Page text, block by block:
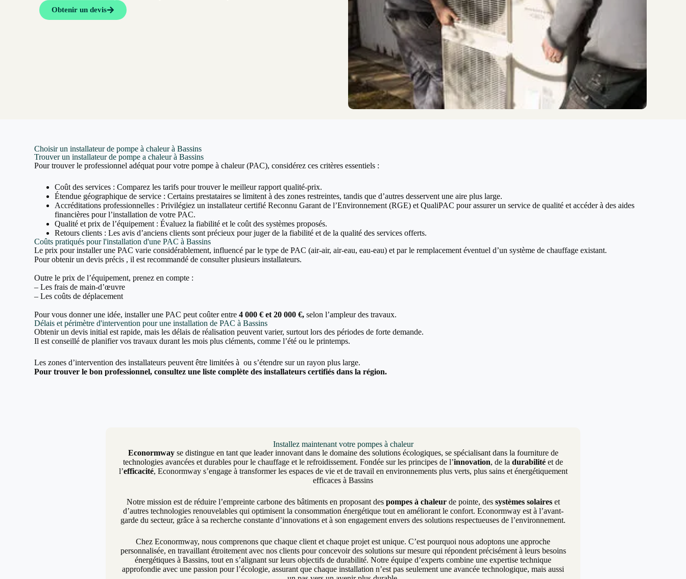
Obtenir un devis
Choisir un installateur de pompe à chaleur à Bassins
Trouver un installateur de pompe a chaleur à Bassins
Pour trouver le professionnel adéquat pour votre pompe à chaleur (PAC), considérez ces critères essentiels :
Coût des services : Comparez les tarifs pour trouver le meilleur rapport qualité-prix.
Étendue géographique de service : Certains prestataires se limitent à des zones restreintes, tandis que d’autres desservent une aire plus large.
Accréditations professionnelles : Privilégiez un installateur certifié Reconnu Garant de l’Environnement (RGE) et QualiPAC pour assurer un service de qualité et accéder à des aides
financières pour l’installation de votre PAC.
Qualité et prix de l’équipement : Évaluez la fiabilité et le coût des systèmes proposés.
Retours clients : Les avis d’anciens clients sont précieux pour juger de la fiabilité et de la qualité des services offerts.
Coûts pratiqués pour l'installation d'une PAC à Bassins
Le prix pour installer une PAC varie considérablement, influencé par le type de PAC (air-air, air-eau, eau-eau) et par le remplacement éventuel d’un système de chauffage existant.
Pour obtenir un devis précis , il est recommandé de consulter plusieurs installateurs.
Outre le prix de l’équipement, prenez en compte :
– Les frais de main-d’œuvre
– Les coûts de déplacement
Pour vous donner une idée, installer une PAC peut coûter entre4 000 € et 20 000 €, selon l’ampleur des travaux.
Délais et périmètre d'intervention pour une installation de PAC à Bassins
Obtenir un devis initial est rapide, mais les délais de réalisation peuvent varier, surtout lors des périodes de forte demande.
Il est conseillé de planifier vos travaux durant les mois plus cléments, comme l’été ou le printemps.
Les zones d’intervention des installateurs peuvent être limitées à ou s’étendre sur un rayon plus large.
Pour trouver le bon professionnel, consultez une liste complète des installateurs certifiés dans la région.
Installez maintenant votre pompes à chaleur
Econormwayse distingue en tant que leader innovant dans le domaine des solutions écologiques, se spécialisant dans la fourniture de
technologies avancées et durables pour le chauffage et le refroidissement. Fondée sur les principes de l’innovation, de la durabilité et de
l’efficacité, Econormway s’engage à transformer les espaces de vie et de travail en environnements plus verts, plus sains et énergétiquement
efficaces à Bassins
Notre mission est de réduire l’empreinte carbone des bâtiments en proposant des pompes à chaleurde pointe, des systèmes solaireset
d’autres technologies renouvelables qui optimisent la consommation énergétique tout en améliorant le confort. Econormway est à l’avant-
garde du secteur, grâce à sa recherche constante d’innovations et à son engagement envers des solutions respectueuses de l’environnement.
Chez Econormway, nous comprenons que chaque client et chaque projet est unique. C’est pourquoi nous adoptons une approche
personnalisée, en travaillant étroitement avec nos clients pour concevoir des solutions sur mesure qui répondent précisément à leurs besoins
énergétiques à Bassins, tout en s’alignant sur leurs objectifs de durabilité. Notre équipe d’experts combine une expertise technique
approfondie avec une passion pour l’écologie, assurant que chaque installation n’est pas seulement une avancée technologique, mais aussi